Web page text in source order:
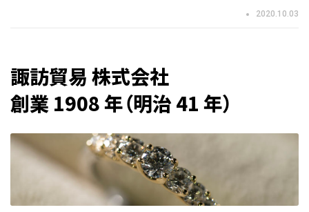
2020.10.03
諏訪貿易 株式会社
創業 1908 年（明治 41 年）